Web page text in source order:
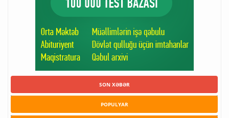
SON XƏBƏR
POPULYAR